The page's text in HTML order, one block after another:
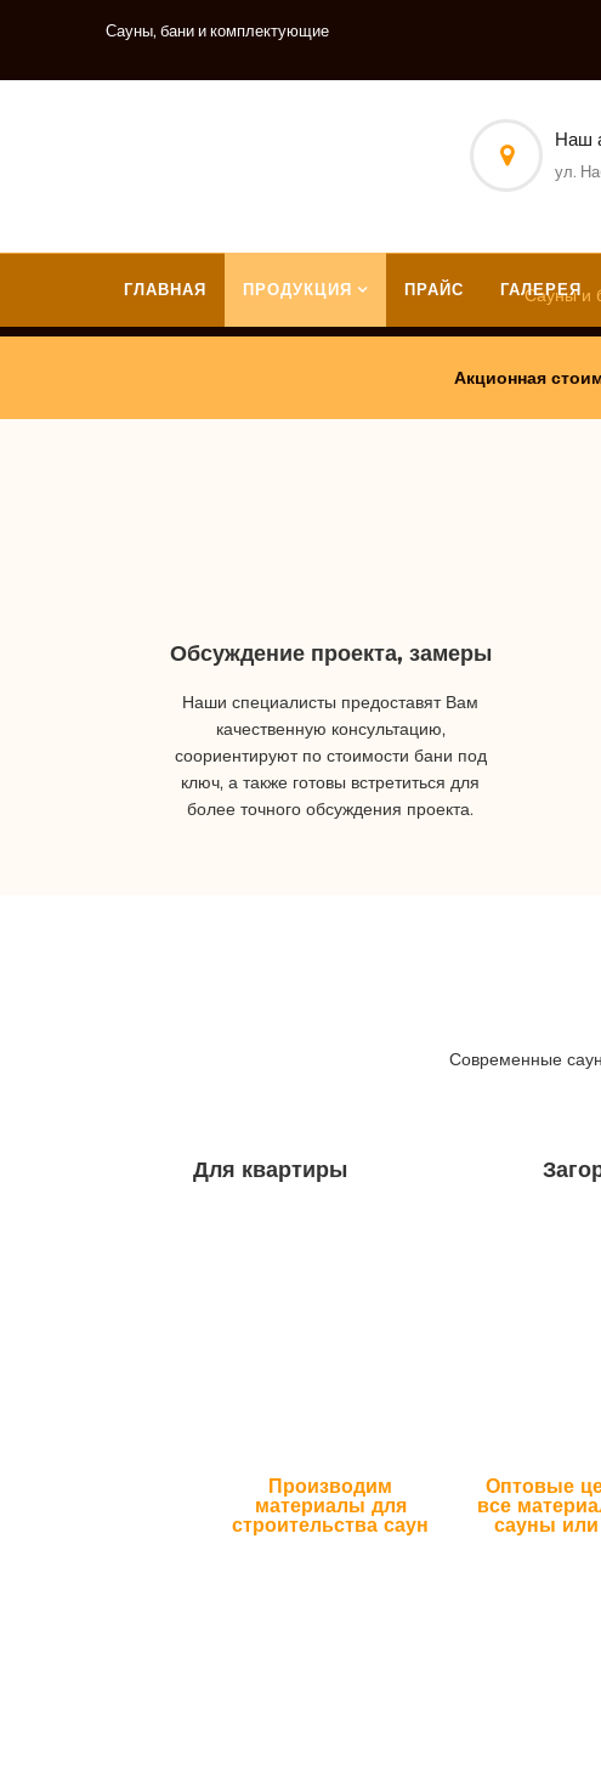
Сауны, бани и комплектующие
Наш
ул.
ГЛАВНАЯ ПРОДУКЦИЯ ПРАЙС ГАЛЕРЕЯ
КЛЮЧ»
Сауны и
Акционная
Обсуждение проекта, замеры
Наши специалисты предоставят Вам
качественную консультацию,
соориентируют по стоимости бани под
ключ, а также готовы встретиться для
более точного обсуждения проекта.
Современные
Для квартиры
Производим
материалы для
строительства саун
Оптовые
все
сауны